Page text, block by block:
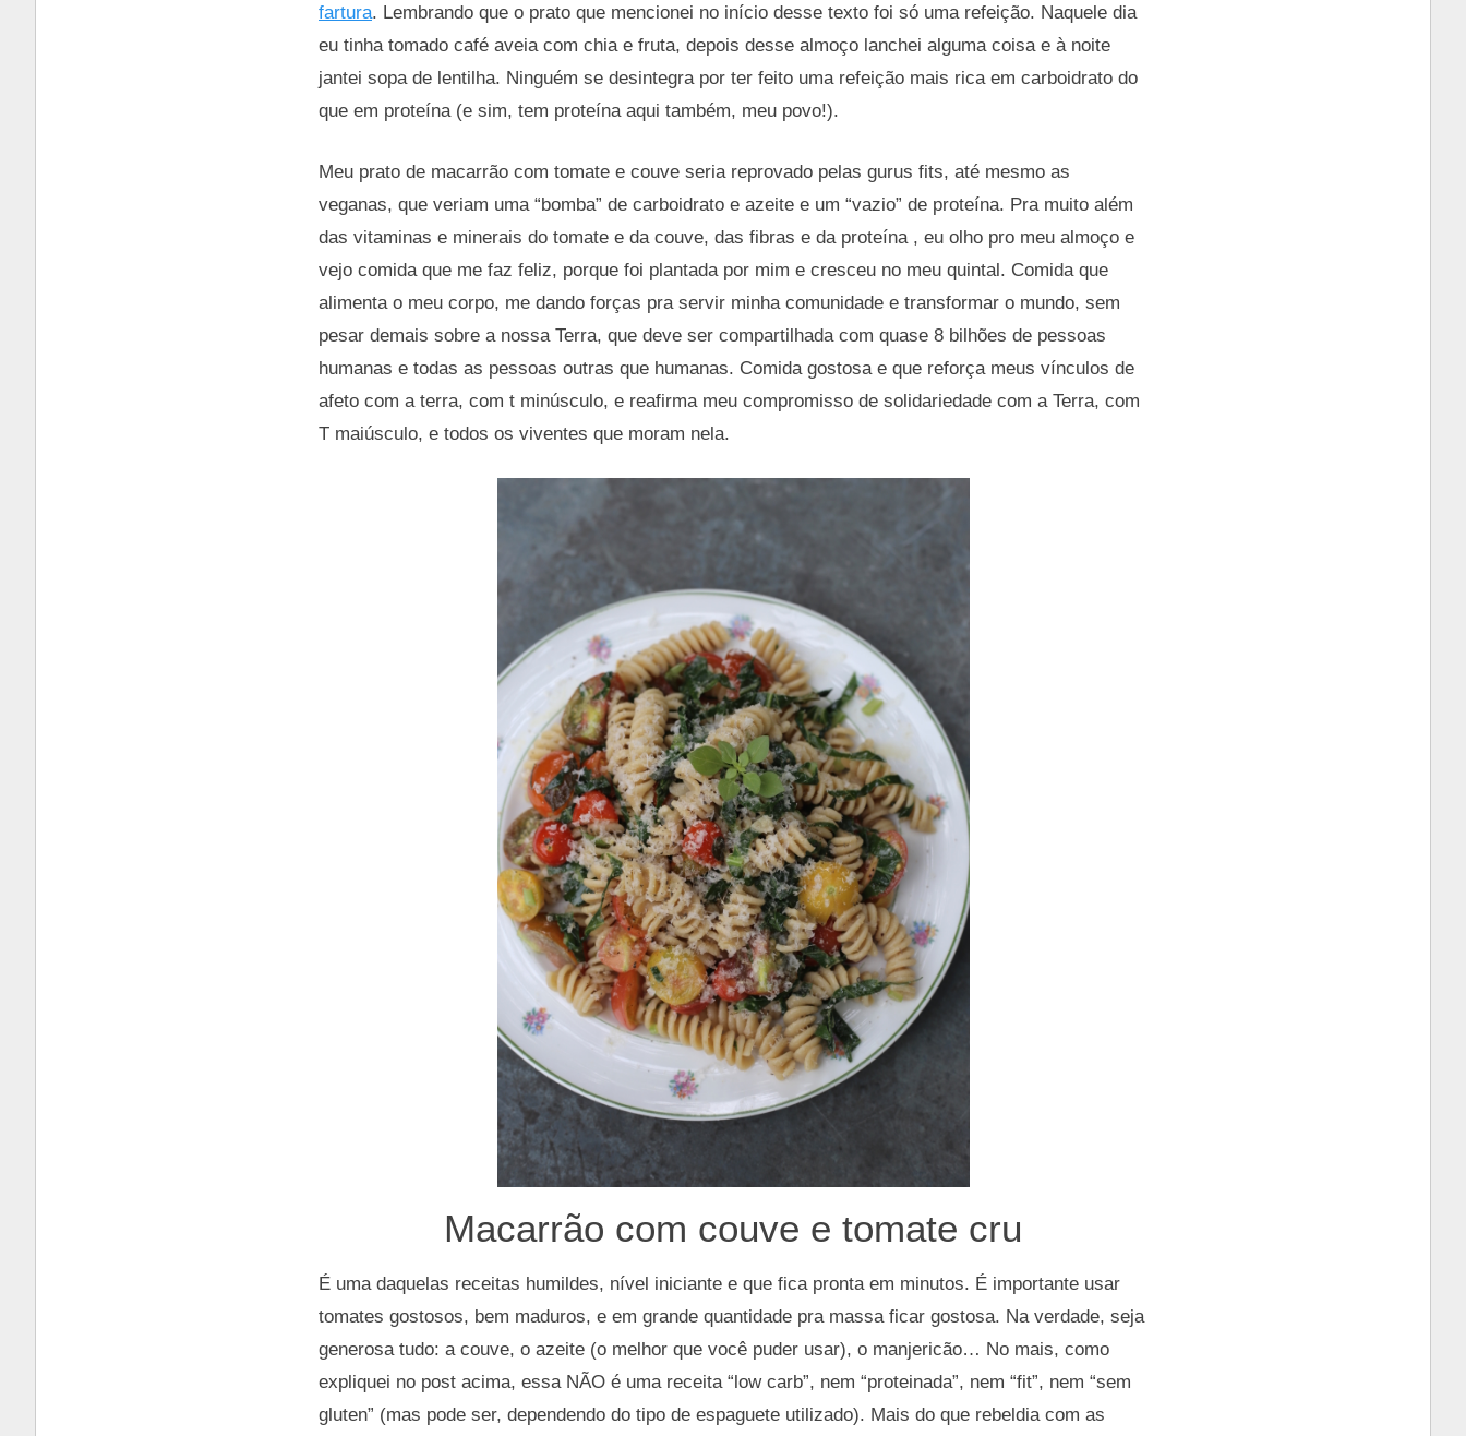
fartura. Lembrando que o prato que mencionei no início desse texto foi só uma refeição. Naquele dia
eu tinha tomado café aveia com chia e fruta, depois desse almoço lanchei alguma coisa e à noite
jantei sopa de lentilha. Ninguém se desintegra por ter feito uma refeição mais rica em carboidrato do
que em proteína (e sim, tem proteína aqui também, meu povo!).
Meu prato de macarrão com tomate e couve seria reprovado pelas gurus fits, até mesmo as
veganas, que veriam uma “bomba” de carboidrato e azeite e um “vazio” de proteína. Pra muito além
das vitaminas e minerais do tomate e da couve, das fibras e da proteína , eu olho pro meu almoço e
vejo comida que me faz feliz, porque foi plantada por mim e cresceu no meu quintal. Comida que
alimenta o meu corpo, me dando forças pra servir minha comunidade e transformar o mundo, sem
pesar demais sobre a nossa Terra, que deve ser compartilhada com quase 8 bilhões de pessoas
humanas e todas as pessoas outras que humanas. Comida gostosa e que reforça meus vínculos de
afeto com a terra, com t minúsculo, e reafirma meu compromisso de solidariedade com a Terra, com
T maiúsculo, e todos os viventes que moram nela.
Macarrão com couve e tomate cru
É uma daquelas receitas humildes, nível iniciante e que fica pronta em minutos. É importante usar
tomates gostosos, bem maduros, e em grande quantidade pra massa ficar gostosa. Na verdade, seja
generosa tudo: a couve, o azeite (o melhor que você puder usar), o manjericão… No mais, como
expliquei no post acima, essa NÃO é uma receita “low carb”, nem “proteinada”, nem “fit”, nem “sem
gluten” (mas pode ser, dependendo do tipo de espaguete utilizado). Mais do que rebeldia com as